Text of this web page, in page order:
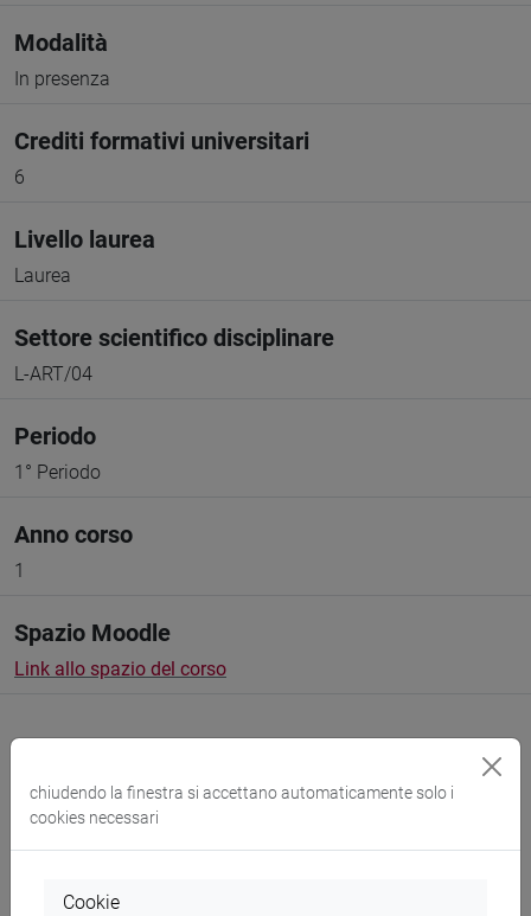
Modalità
In presenza
Crediti formativi universitari
6
Livello laurea
Laurea
Settore scientifico disciplinare
L-ART/04
Periodo
1° Periodo
Anno corso
1
Spazio Moodle
Link allo spazio del corso
Docenti e corsi di laurea
chiudendo la finestra si accettano automaticamente solo i
cookies necessari
Cookie